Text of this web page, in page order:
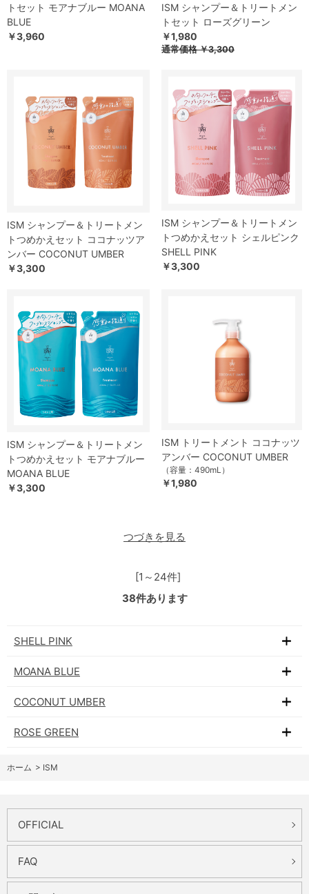
トセット モアナブルー MOANA
BLUE
￥3,960
ISM シャンプー＆トリートメン
トセット ローズグリーン
￥1,980
通常価格 ￥3,300
ISM シャンプー＆トリートメン
トつめかえセット ココナッツア
ンバー COCONUT UMBER
￥3,300
ISM シャンプー＆トリートメン
トつめかえセット シェルピンク
SHELL PINK
￥3,300
ISM シャンプー＆トリートメン
トつめかえセット モアナブルー
MOANA BLUE
￥3,300
ISM トリートメント ココナッツ
アンバー COCONUT UMBER
（容量：490mL）
￥1,980
つづきを見る
[1～24件]
38件あります
SHELL PINK
MOANA BLUE
COCONUT UMBER
ROSE GREEN
ホーム > ISM
OFFICIAL
FAQ